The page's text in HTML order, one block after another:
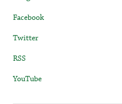
Facebook
Twitter
RSS
YouTube